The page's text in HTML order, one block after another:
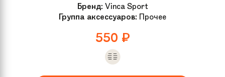
Бренд: Vinca Sport
Группа аксессуаров: Прочее
550 ₽